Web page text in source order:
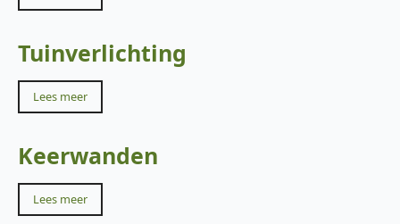
Tuinverlichting
Lees meer
Keerwanden
Lees meer